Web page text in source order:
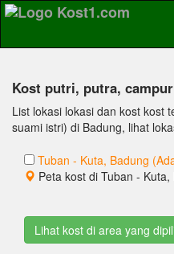
Kost putri, putra,
List lokasi lokasi dan kost kost
suami istri) di Badung, lihat
Tuban - Kuta, Badung
Peta kost di Tuban - Kuta,